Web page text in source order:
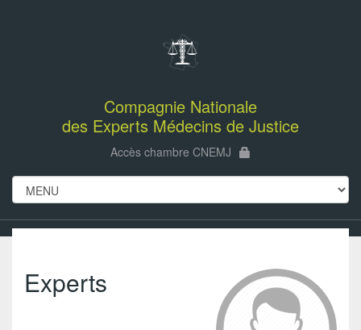
Compagnie Nationale
des Experts Médecins de Justice
Accès chambre CNEMJ
Experts